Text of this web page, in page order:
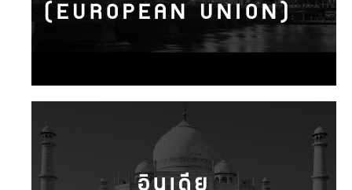
(EUROPEAN UNION)